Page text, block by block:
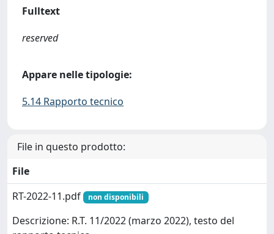
Fulltext
reserved
Appare nelle tipologie:
5.14 Rapporto tecnico
File in questo prodotto:
File
RT-2022-11.pdf
non disponibili
Descrizione: R.T. 11/2022 (marzo 2022), testo del